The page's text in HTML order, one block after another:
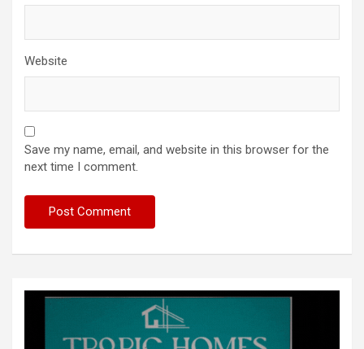
Website
Save my name, email, and website in this browser for the
next time I comment.